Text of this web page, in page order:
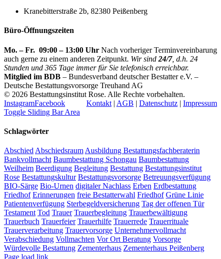
Kranebitterstraße 2b, 82380 Peißenberg
Büro-Öffnungszeiten
Mo. – Fr. 09:00 – 13:00 Uhr Nach vorheriger Terminvereinbarung
auch gerne zu einem anderen Zeitpunkt. Wir sind 24/7, d.h. 24
Stunden und 365 Tage immer für Sie telefonisch erreichbar.
Mitglied im BDB – Bundesverband deutscher Bestatter e.V. –
Deutsche Bestattungsvorsorge Treuhand AG
© 2026 Bestattungsinstitut Rose. Alle Rechte vorbehalten.
Kontakt | AGB | Datenschutz | Impressum
InstagramFacebook
Toggle Sliding Bar Area
Schlagwörter
Abschied Abschiedsraum Ausbildung Bestattungsfachberaterin
Bankvollmacht Baumbestattung Schongau Baumbestattung
Weilheim Beerdigung Begleitung Bestattung Bestattungsinstitut
Rose Bestattungskultur Bestattungsvorsorge Betreuungsverfügung
BIO-Särge Bio-Urnen digitaler Nachlass Erben Erdbestattung
Friedhof Erinnerungen freie Bestatterwahl Friedhof Grüne Linie
Patientenverfügung Sterbegeldversicherung Tag der offenen Tür
Testament Tod Trauer Trauerbegleitung Trauerbewältigung
Trauerbuch Trauerfeier Trauerhilfe Trauerrede Trauerrituale
Trauerverarbeitung Trauervorsorge Unternehmervollmacht
Verabschiedung Vollmachten Vor Ort Beratung Vorsorge
Würdevolle Bestattung Zementerhaus Zementerhaus Peißenberg
Page load link